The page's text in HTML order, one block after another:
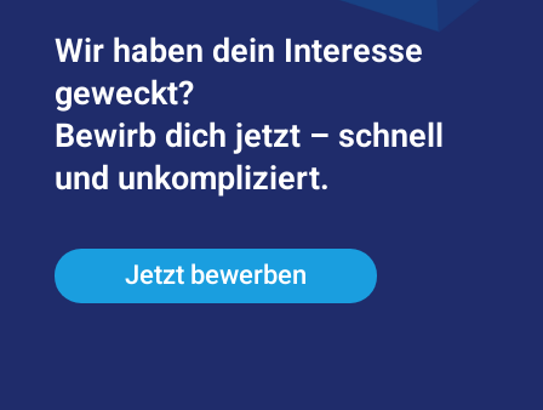
Wir haben dein Inter­esse
geweckt?
Bewirb dich jetzt – schnell
und unkompliziert.
Jetzt bewerben